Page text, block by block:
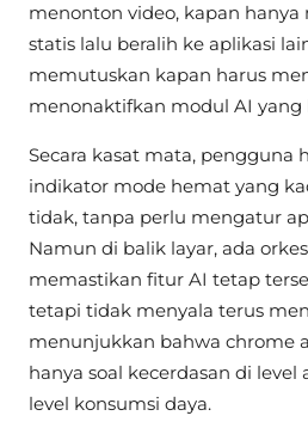
menonton video, kapan
statis lalu beralih ke aplikasi
memutuskan kapan harus
menonaktifkan modul AI yang
Secara kasat mata, pengguna
indikator mode hemat yang
tidak, tanpa perlu mengatur
Namun di balik layar, ada
memastikan fitur AI tetap
tetapi tidak menyala terus
menunjukkan bahwa chrome
hanya soal kecerdasan di
level konsumsi daya.